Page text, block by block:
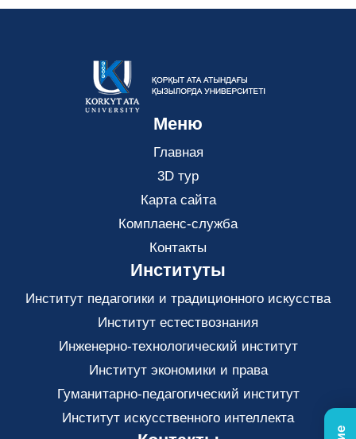
Меню
Главная
3D тур
Карта сайта
Комплаенс-служба
Контакты
Институты
Институт педагогики и традиционного искусства
Институт естествознания
Инженерно-технологический институт
Институт экономики и права
Гуманитарно-педагогический институт
Институт искусственного интеллекта